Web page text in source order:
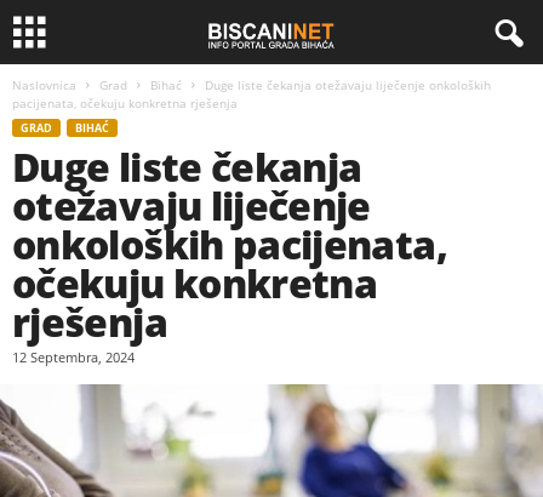
Naslovnica Grad Bihać
Duge liste čekanja otežavaju liječenje onkoloških
pacijenata, očekuju konkretna rješenja
GRAD BIHAĆ
Duge liste čekanja
otežavaju liječenje
onkoloških pacijenata,
očekuju konkretna
rješenja
12 Septembra, 2024